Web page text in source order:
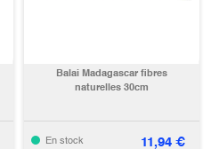
Balai Madagascar fibres
naturelles 30cm
En stock 11,94€